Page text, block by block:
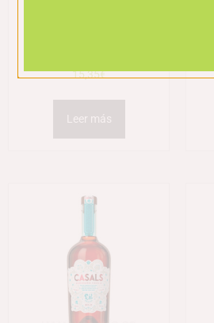
15,35€
Leer más